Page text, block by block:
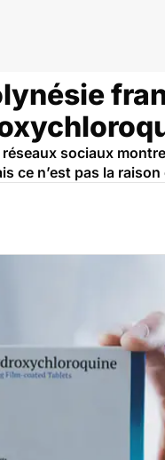
sociaux
ce n’est pas la